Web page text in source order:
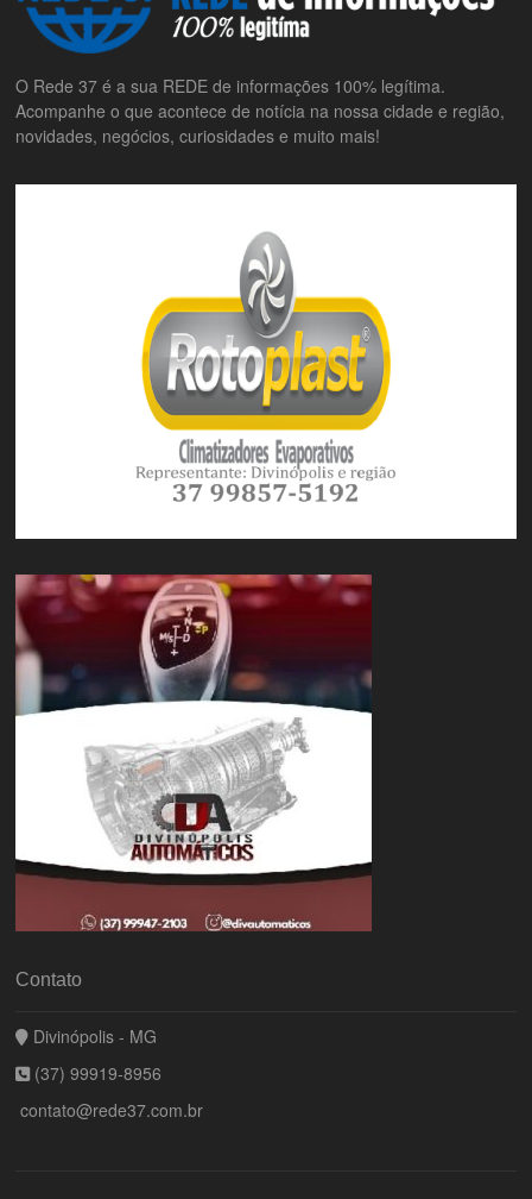
O Rede 37 é a sua REDE de informações 100% legítima.
Acompanhe o que acontece de notícia na nossa cidade e região,
novidades, negócios, curiosidades e muito mais!
Contato
Divinópolis - MG
(37) 99919-8956
contato@rede37.com.br